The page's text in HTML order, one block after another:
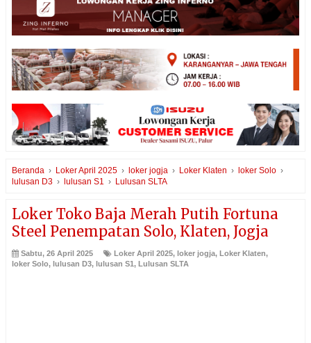
Beranda › Loker April 2025 › loker jogja › Loker Klaten › loker Solo ›
lulusan D3 › lulusan S1 › Lulusan SLTA
Loker Toko Baja Merah Putih Fortuna
Steel Penempatan Solo, Klaten, Jogja
Sabtu, 26 April 2025 Loker April 2025, loker jogja, Loker Klaten,
loker Solo, lulusan D3, lulusan S1, Lulusan SLTA